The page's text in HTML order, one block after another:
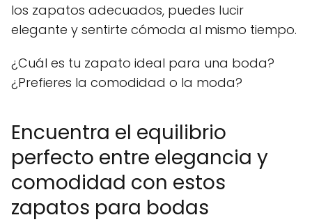
los zapatos adecuados, puedes lucir
elegante y sentirte cómoda al mismo tiempo.
¿Cuál es tu zapato ideal para una boda?
¿Prefieres la comodidad o la moda?
Encuentra el equilibrio
perfecto entre elegancia y
comodidad con estos
zapatos para bodas